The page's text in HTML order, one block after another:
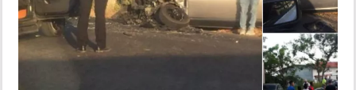
MUNDO
INSÓLITAS